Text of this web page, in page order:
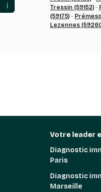
Tressin (59152) -
(59175) -
Lezennes
Votre leader
Diagnostic
Paris
Diagnostic
Marseille
ℹ️